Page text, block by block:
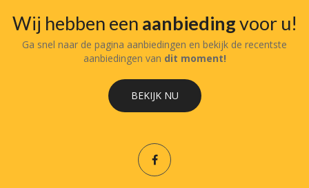
Wij hebben een aanbiedingvoor u!
Ga snel naar de pagina aanbiedingen en bekijk de recentste
aanbiedingen van dit moment!
BEKIJK NU